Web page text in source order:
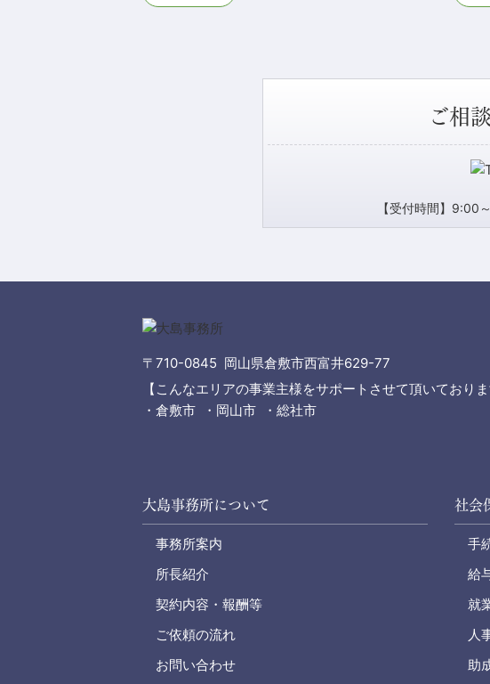
ご相
【受付時間】9:00
〒710-0845 岡山県倉敷市西富井629-77
【こんなエリアの事業主様をサポートさせて頂いておりま
・倉敷市 ・岡山市 ・総社市
大島事務所について
事務所案内
所長紹介
契約内容・報酬等
ご依頼の流れ
お問い合わせ
社会
手
給
就
人
助